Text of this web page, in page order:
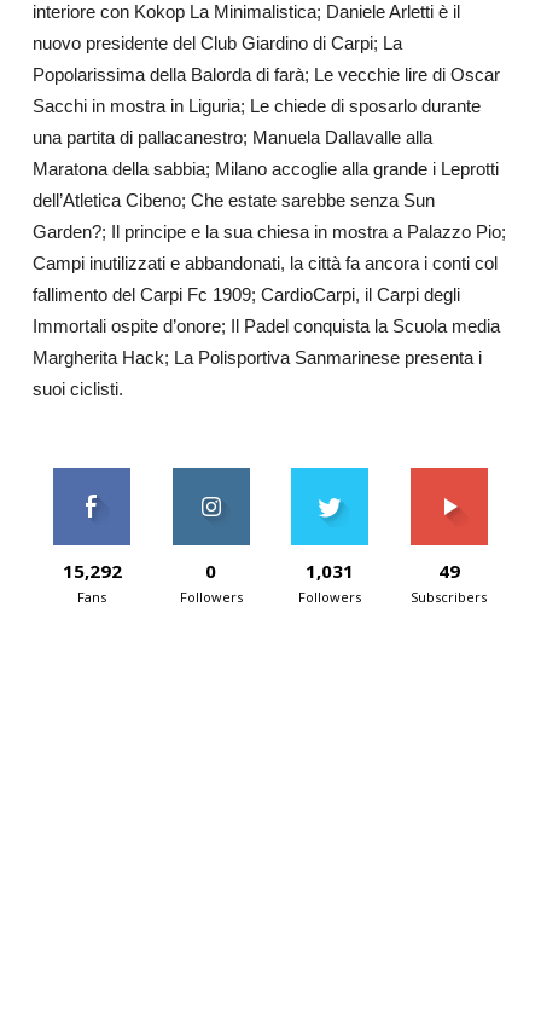
interiore con Kokop La Minimalistica; Daniele Arletti è il
nuovo presidente del Club Giardino di Carpi; La
Popolarissima della Balorda di farà; Le vecchie lire di Oscar
Sacchi in mostra in Liguria; Le chiede di sposarlo durante
una partita di pallacanestro; Manuela Dallavalle alla
Maratona della sabbia; Milano accoglie alla grande i Leprotti
dell’Atletica Cibeno; Che estate sarebbe senza Sun
Garden?; Il principe e la sua chiesa in mostra a Palazzo Pio;
Campi inutilizzati e abbandonati, la città fa ancora i conti col
fallimento del Carpi Fc 1909; CardioCarpi, il Carpi degli
Immortali ospite d’onore; Il Padel conquista la Scuola media
Margherita Hack; La Polisportiva Sanmarinese presenta i
suoi ciclisti.
15,292
Fans
0
Followers
1,031
Followers
49
Subscribers